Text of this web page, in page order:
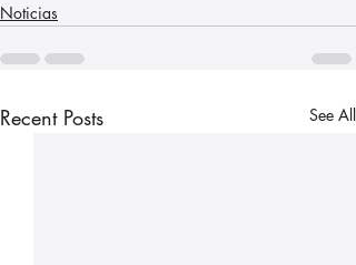
Noticias
Recent Posts See All